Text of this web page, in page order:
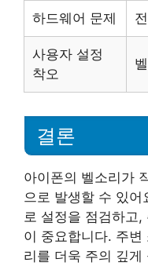
하드웨어 문제
사용자 설정
착오
결론
아이폰의 벨소리가
으로 발생할 수 있
로 설정을 점검하고
이 중요합니다. 주변
리를 더욱 주의 깊게